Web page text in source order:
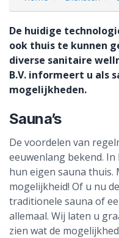
De huidige
ook thuis te kunnen
diverse sanitaire
B.V. informeert u als
mogelijkheden.
Sauna’s
De voordelen van
eeuwenlang bekend.
hun eigen sauna thuis.
mogelijkheid! Of u nu
traditionele sauna of
allemaal. Wij laten u
zien wat de